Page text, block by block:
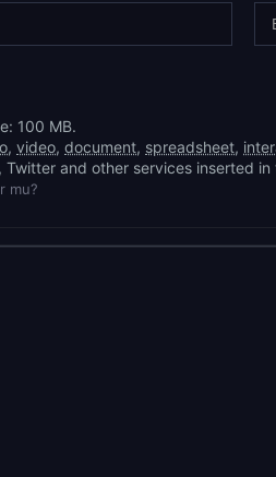
100 MB.
, video, document, spreadsheet,
Twitter and other services inserted
mu?